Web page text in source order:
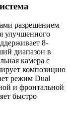
разрешением
улучшенного
8-
диапазон в
камера с
композицию
режим Dual
и фронтальной
быстро